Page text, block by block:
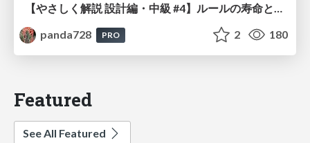
【やさしく解説 設計編・中級 #4】ルールの寿命と、システムの年輪
panda728
PRO 2 180
Featured
See All Featured